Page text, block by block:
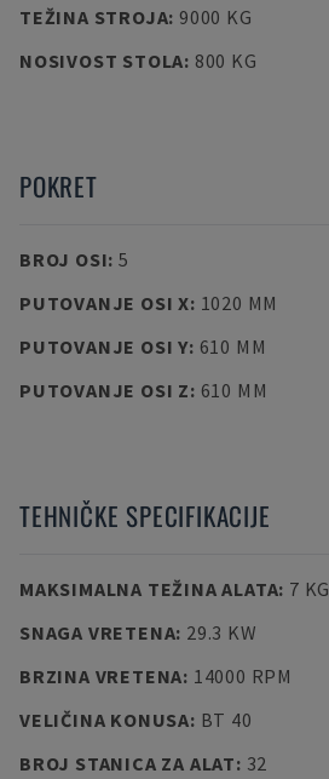
TEŽINA STROJA: 9000 KG
NOSIVOST STOLA: 800 KG
POKRET
BROJ OSI: 5
PUTOVANJE OSI X: 1020 MM
PUTOVANJE OSI Y: 610 MM
PUTOVANJE OSI Z: 610 MM
TEHNIČKE SPECIFIKACIJE
MAKSIMALNA TEŽINA ALATA: 7 KG
SNAGA VRETENA: 29.3 KW
BRZINA VRETENA: 14000 RPM
VELIČINA KONUSA: BT 40
BROJ STANICA ZA ALAT: 32